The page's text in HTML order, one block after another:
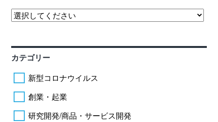
カテゴリー
新型コロナウイルス
創業・起業
研究開発/商品・サービス開発